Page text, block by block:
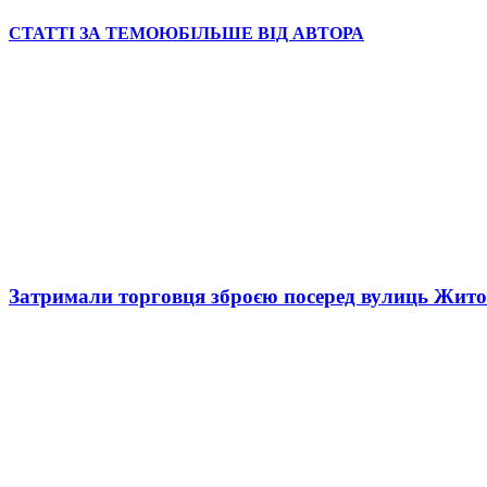
СТАТТІ ЗА ТЕМОЮБІЛЬШЕ ВІД АВТОРА
Затримали торговця зброєю посеред вулиць